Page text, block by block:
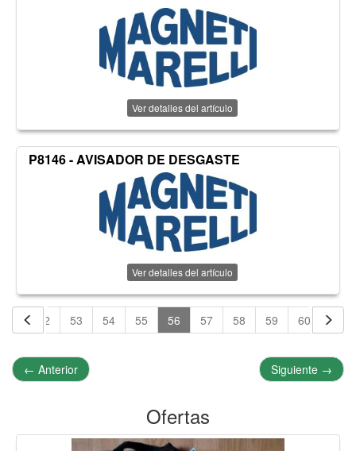
Ver detalles del artículo
P8146 - AVISADOR DE DESGASTE
Ver detalles del artículo
52 53 54 55 56 57 58 59 60 61
← Anterior Siguiente →
Ofertas